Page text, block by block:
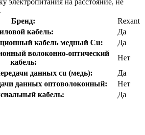
Бренд:
Rexant
кабель:
Да
кабель медный Cu:
Да
волоконно-оптический
кабель:
Нет
данных cu (медь):
Да
данных оптоволоконный:
Нет
кабель:
Да